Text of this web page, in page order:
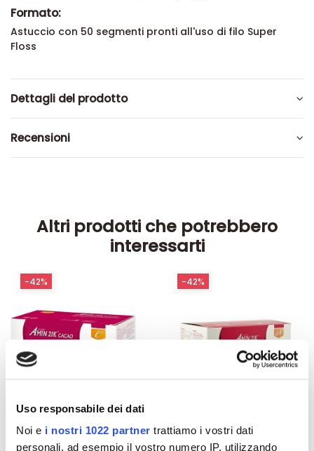
Uso responsabile dei dati
Noi e i nostri 1022 partner trattiamo i vostri dati
personali, ad esempio il vostro numero IP, utilizzando
Formato:
Astuccio con 50 segmenti pronti all'uso di filo Super
Floss
Dettagli del prodotto
Recensioni
Altri prodotti che potrebbero
interessarti
-42% -42%